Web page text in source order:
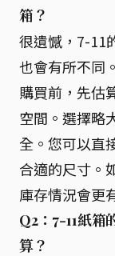
箱？
很遺憾，7-11
也會有所不同
購買前，先估
空間。選擇略
全。您可以直
合適的尺寸。
庫存情況會更
Q2：7-11紙箱
算？